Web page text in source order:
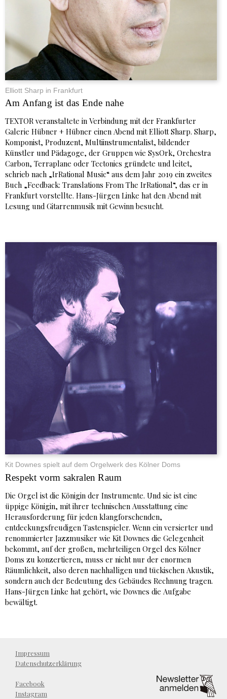
Elliott Sharp in Frankfurt
Am Anfang ist das Ende nahe
TEXTOR veranstaltete in Verbindung mit der Frankfurter
Galerie Hübner + Hübner einen Abend mit Elliott Sharp. Sharp,
Komponist, Produzent, Multiinstrumentalist, bildender
Künstler und Pädagoge, der Gruppen wie SysOrk, Orchestra
Carbon, Terraplane oder Tectonics gründete und leitet,
schrieb nach „IrRational Music“ aus dem Jahr 2019 ein zweites
Buch „Feedback: Translations From The IrRational“, das er in
Frankfurt vorstellte. Hans-Jürgen Linke hat den Abend mit
Lesung und Gitarrenmusik mit Gewinn besucht.
Kit Downes spielt auf dem Orgelwerk des Kölner Doms
Respekt vorm sakralen Raum
Die Orgel ist die Königin der Instrumente. Und sie ist eine
üppige Königin, mit ihrer technischen Ausstattung eine
Herausforderung für jeden klangforschenden,
entdeckungsfreudigen Tastenspieler. Wenn ein versierter und
renommierter Jazzmusiker wie Kit Downes die Gelegenheit
bekommt, auf der großen, mehrteiligen Orgel des Kölner
Doms zu konzertieren, muss er nicht nur der enormen
Räumlichkeit, also deren nachhalligen und tückischen Akustik,
sondern auch der Bedeutung des Gebäudes Rechnung tragen.
Hans-Jürgen Linke hat gehört, wie Downes die Aufgabe
bewältigt.
Impressum
Datenschutzerklärung
Facebook
Instagram